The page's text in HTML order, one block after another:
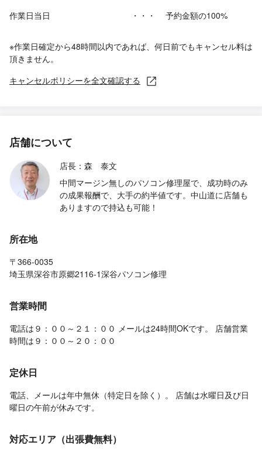
作業日当日
・・・ 予約金額の100%
※作業日確定から48時間以内であれば、何日前でもキャンセル料は
頂きません。
キャンセルポリシーを全文確認する
店舗について
店長：森 泰文
中間マージン無しのパソコン修理屋で、成功時のみ
の成果報酬で、大手の約半値です。中山道に店舗も
ありますので持込も可能！
所在地
〒366-0035
埼玉県深谷市原郷2116-1深谷パソコン修理
営業時間
電話は９：００～２１：００ メールは24時間OKです。 店舗営業
時間は９：００～２０：００
定休日
電話、メールは年中無休（特定日を除く）。 店舗は水曜日及び日
曜日の午前が休みです。
対応エリア（出張費無料）